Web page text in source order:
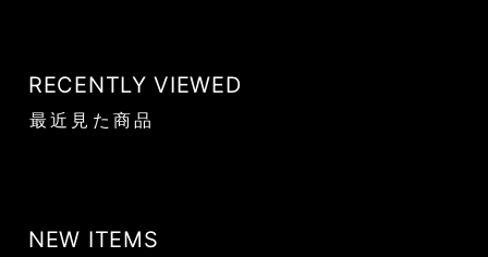
RECENTLY VIEWED
最近見た商品
NEW ITEMS